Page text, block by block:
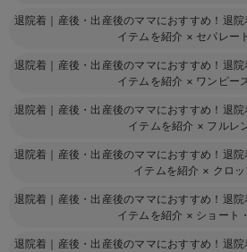
退院着｜産後・出産後のママにおすすめ！退
イテムを紹介 × セパレー
退院着｜産後・出産後のママにおすすめ！退
イテムを紹介 × ワンピー
退院着｜産後・出産後のママにおすすめ！退
イテムを紹介 × フルレ
退院着｜産後・出産後のママにおすすめ！退
イテムを紹介 × クロ
退院着｜産後・出産後のママにおすすめ！退
イテムを紹介 × ショート
退院着｜産後・出産後のママにおすすめ！退